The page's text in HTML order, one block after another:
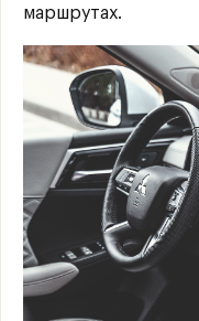
маршрутах.